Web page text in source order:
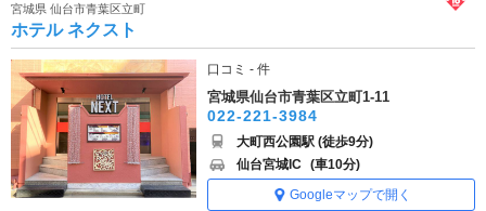
宮城県 仙台市青葉区立町
ホテル ネクスト
口コミ - 件
宮城県仙台市青葉区立町1-11
022-221-3984
大町西公園駅 (徒歩9分)
仙台宮城IC (車10分)
Googleマップで開く